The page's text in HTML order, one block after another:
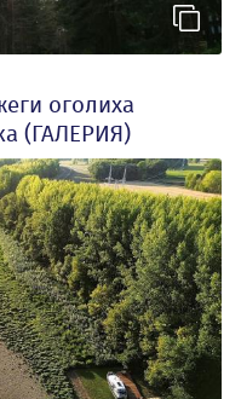
оголиха
(ГАЛЕРИЯ)